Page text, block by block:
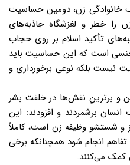
خانوادگی زن، دومین حساسیت
را خطر و لغزشگاه جاذبه‌های
تأکید اسلام بر روی حجاب
است که این حساسیت باید
نیست بلکه نوعی برخورداری و
و برترینِ نقش‌ها در خلقت بشر
برشمردند و افزودند: این
و شستشو وظیفه زن است، کاملاً
تفاهم انجام شود همچنانکه برخی
کمک می‌کنند.